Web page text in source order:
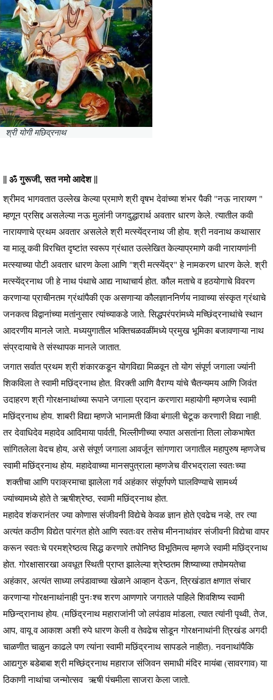
श्री योगी मछिद्रनाथ
|| ॐ गुरूजी, सत नमो आदेश ||
श्रीमद भागवतात उल्लेख केल्या प्रमाणे श्री वृषभ देवांच्या शंभर पैकी "नऊ नारायण "
म्हणून प्रसिद्द असलेल्या नऊ मुलांनी जगदुद्धारार्थ अवतार धारण केले. त्यातील कवी
नारायणाचे प्रथम अवतार असलेले श्री मत्स्येंद्रनाथ जी होय. श्री नवनाथ कथासार
या मालू कवी विरचित दृष्टांत स्वरूप ग्रंथात उल्लेखित केल्याप्रमाणे कवी नारायणांनी
मत्स्याच्या पोटी अवतार धारण केला आणि "श्री मत्स्येंद्र" हे नामकरण धारण केले. श्री
मत्स्येंद्रनाथ जी हे नाथ पंथाचे आद्य नाथाचार्य होत. कौल मताचे व हठयोगाचे विवरण
करणाऱ्या प्राचीनतम ग्रंथांपैकी एक असणाऱ्या कौलज्ञाननिर्णय नावाच्या संस्कृत ग्रंथाचे
जनकत्व विद्वानांच्या मतांनुसार त्यांच्याकडे जाते. सिद्धपरंपरांमध्ये मच्छिंद्रनाथांचे स्थान
आदरणीय मानले जाते. मध्ययुगातील भक्तिचळवळींमध्ये प्रमुख भूमिका बजावणाऱ्या नाथ
संप्रदायाचे ते संस्थापक मानले जातात.
जगात सर्वात प्रथम श्री शंकारकडून योगविद्या मिळवून तो योग संपूर्ण जगाला ज्यांनी
शिकविला ते स्वामी मछिंद्रनाथ होत. विरक्ती आणि वैराग्य यांचे चैतन्यमय आणि जिवंत
उदाहरण श्री गोरक्षनाथांच्या रूपाने जगाला प्रदान करणारा महायोगी म्हणजेच स्वामी
मछिंद्रनाथ होय. शाबरी विद्या म्हणजे भानामती किंवा बंगाली चेटूक करणारी विद्या नाही.
तर देवाधिदेव महादेव आदिमाया पार्वती, भिल्लीणीच्या रुपात असतांना तिला लोकभाषेत
सांगितलेला वेदच होय, असे संपूर्ण जगाला आवर्जून सांगणारा जगातील महापुरुष म्हणजेच
स्वामी मछिंद्रनाथ होय. महादेवाच्या मानसपुत्राला म्हणजेच वीरभद्राला स्वतःच्या
शक्तीचा आणि पराक्रमाचा झालेला गर्व अहंकार संपूर्णपणे घालविण्याचे सामर्थ्य
ज्यांच्यामध्ये होते ते ऋषीश्रेष्ठ, स्वामी मछिंद्रनाथ होत.
महादेव शंकरानंतर ज्या कोणास संजीवनी विद्येचे केवळ ज्ञान होते एवढेच नव्हे, तर त्या
अत्यंत कठीण विद्येत पारंगत होते आणि स्वतःवर तसेच मीननाथांवर संजीवनी विद्येचा वापर
करून स्वतःचे परमश्रेष्ठत्व सिद्ध करणारे तपोनिष्ठ विभूतिमत्व म्हणजे स्वामी मछिंद्रनाथ
होत. गोरक्षासारखा अवधूत स्थिती प्राप्त झालेल्या श्रेष्ठतम शिष्याच्या तपोमयतेचा
अहंकार, अत्यंत साध्या लपंडावाच्या खेळाने आव्हान देऊन, त्रिखंडात क्षणात संचार
करणाऱ्या गोरक्षनाथांनाही पुनःश्च शरण आणणारे जगातले पाहिले शिवशिष्य स्वामी
मछिन्द्रानाथ होय. (मछिंद्रनाथ महाराजांनी जो लपंडाव मांडला, त्यात त्यांनी पृथ्वी, तेज,
आप, वायू व आकाश अशी रुपे धारण केली व तेवढेच सोडून गोरक्षनाथांनी त्रिखंड अगदी
चाळणीत चाळुन काढले पण त्यांना स्वामी मछिंद्रनाथ सापडले नाहीत). नवनाथांपैकि
आद्यगुरु बडेबाबा श्री मच्छिंद्रनाथ महाराज संजिवन समाधी मंदिर मायंबा (सावरगाव) या
ठिकाणी नाथांचा जन्मोत्सव ऋषी पंचमीला साजरा केला जातो.